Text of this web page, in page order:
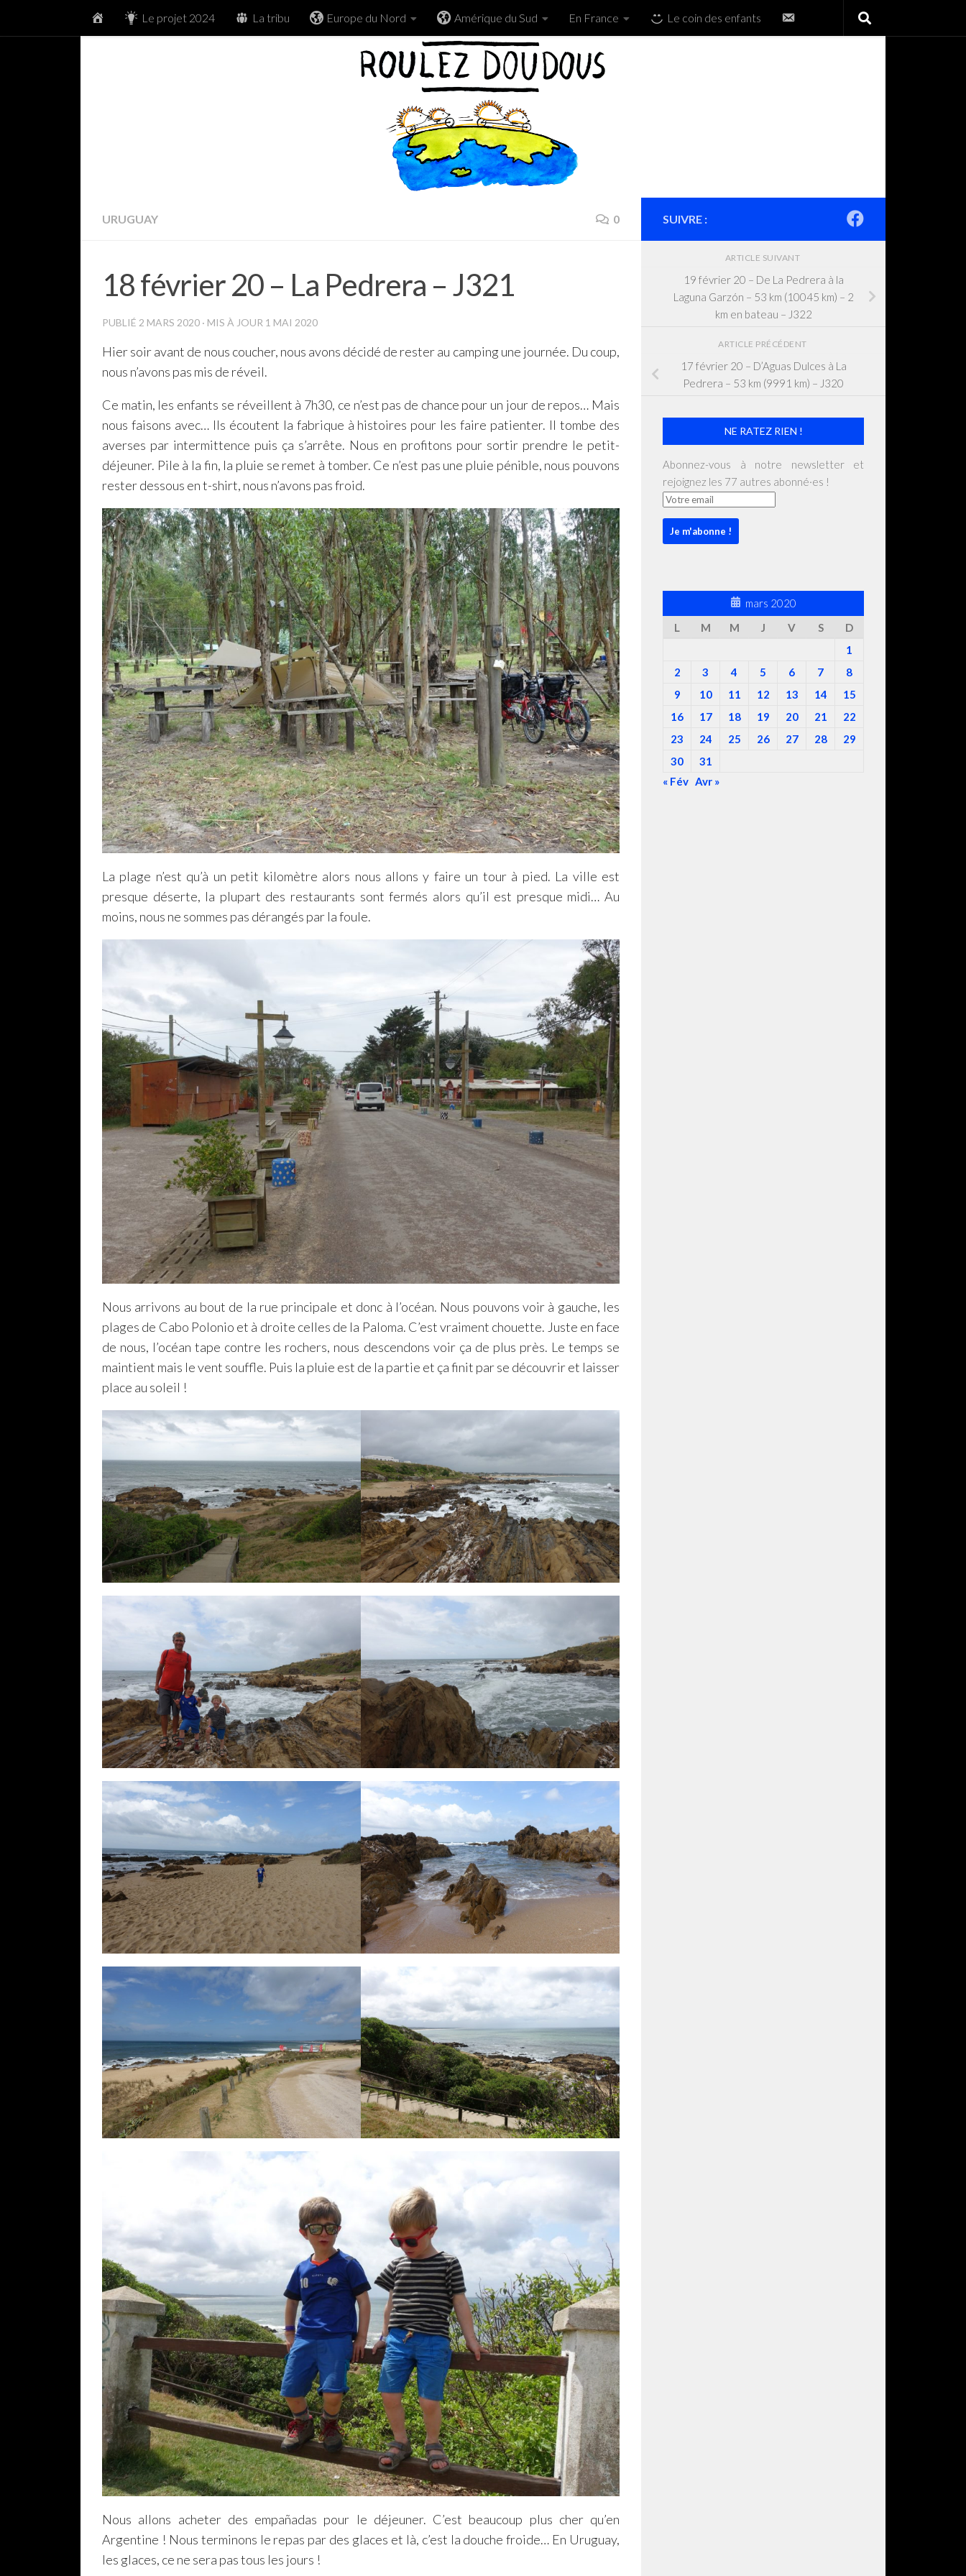
Skip to content Accueil Le projet 2024 La tribu Europe du Nord Amérique du Sud En France Le coin des enfants
Contactez-
URUGUAY 0
18 février 20 – La Pedrera – J321
PUBLIÉ 2 MARS 2020 · MIS À JOUR 1 MAI 2020
Hier soir avant de nous coucher, nous avons décidé de rester au camping une journée. Du coup,
nous n’avons pas mis de réveil.
Ce matin, les enfants se réveillent à 7h30, ce n’est pas de chance pour un jour de repos… Mais
nous faisons avec… Ils écoutent la fabrique à histoires pour les faire patienter. Il tombe des
averses par intermittence puis ça s’arrête. Nous en profitons pour sortir prendre le petit-
déjeuner. Pile à la fin, la pluie se remet à tomber. Ce n’est pas une pluie pénible, nous pouvons
rester dessous en t-shirt, nous n’avons pas froid.
La plage n’est qu’à un petit kilomètre alors nous allons y faire un tour à pied. La ville est
presque déserte, la plupart des restaurants sont fermés alors qu’il est presque midi… Au
moins, nous ne sommes pas dérangés par la foule.
Nous arrivons au bout de la rue principale et donc à l’océan. Nous pouvons voir à gauche, les
plages de Cabo Polonio et à droite celles de la Paloma. C’est vraiment chouette. Juste en face
de nous, l’océan tape contre les rochers, nous descendons voir ça de plus près. Le temps se
maintient mais le vent souffle. Puis la pluie est de la partie et ça finit par se découvrir et laisser
place au soleil !
Nous allons acheter des empañadas pour le déjeuner. C’est beaucoup plus cher qu’en
Argentine ! Nous terminons le repas par des glaces et là, c’est la douche froide… En Uruguay,
les glaces, ce ne sera pas tous les jours !
SUIVRE :
ARTICLE SUIVANT
19 février 20 – De La Pedrera à la
Laguna Garzón – 53 km (10045 km) – 2
km en bateau – J322
ARTICLE PRÉCÉDENT
17 février 20 – D’Aguas Dulces à La
Pedrera – 53 km (9991 km) – J320
NE RATEZ RIEN !
Abonnez-vous à notre newsletter et
rejoignez les 77 autres abonné·es !
mars 2020
L
M M J V S
D
1
2
3 4 5 6 7
8
9
10 11 12 13 14
15
16
17 18 19 20 21
22
23
24 25 26 27 28
29
30
31
« Fév Avr »